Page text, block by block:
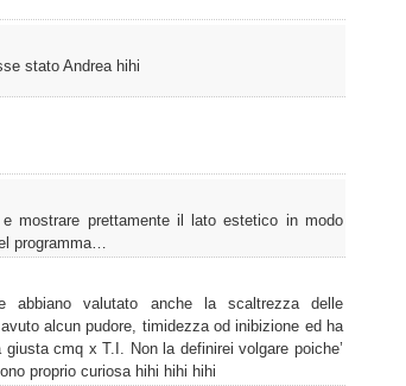
stato Andrea hihi
mostrare prettamente il lato estetico in modo
programma…
valutato anche la scaltrezza delle
alcun pudore, timidezza od inibizione ed ha
cmq x T.I. Non la definirei volgare poiche’
proprio curiosa hihi hihi hihi